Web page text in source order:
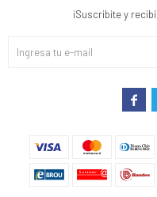
¡Suscribite y
